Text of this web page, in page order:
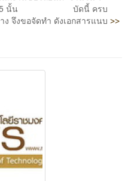
.ศ.2565 นั้น บัดนี้ ครบ
จึงขอจัดทำ ดังเอกสารแนบ >>